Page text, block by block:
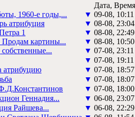
Дата, Время
1960-е годы,...
▼ 09-08, 10:11
атрибуция
▼ 08-08, 23:04
1
▼ 08-08, 22:49
Продам картины...
▼ 08-08, 10:50
▼ 07-08, 23:11
▼ 07-08, 19:11
атрибуцию
▼ 07-08, 18:57
▼ 07-08, 18:07
▼ 07-08, 18:00
Геннадия...
▼ 06-08, 23:07
Райшева...
▼ 06-08, 22:29